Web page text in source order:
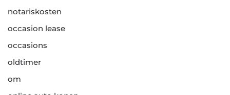
notariskosten
occasion lease
occasions
oldtimer
om